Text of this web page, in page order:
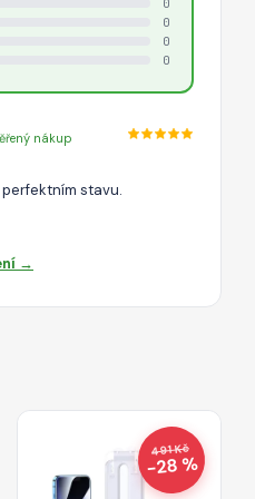
0
0
0
0
nákup
stavu.
→
491 Kč
−28 %